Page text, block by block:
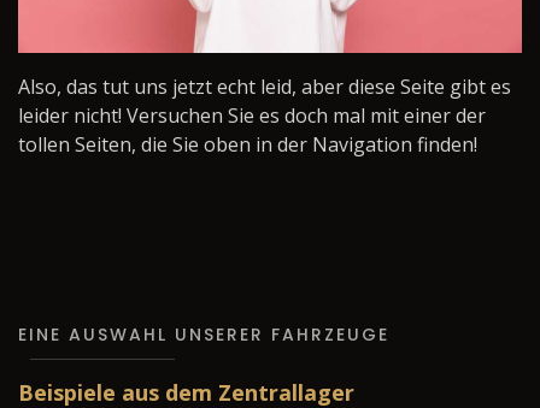
Also, das tut uns jetzt echt leid, aber diese Seite gibt es
leider nicht! Versuchen Sie es doch mal mit einer der
tollen Seiten, die Sie oben in der Navigation finden!
EINE AUSWAHL UNSERER FAHRZEUGE
Beispiele aus dem Zentrallager